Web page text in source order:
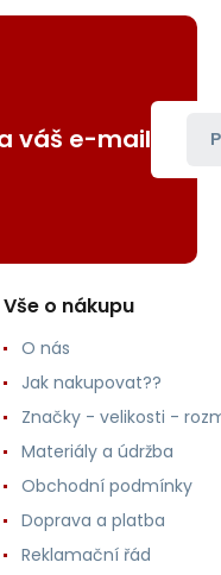
váš e-mail
Vše o nákupu
O nás
Jak nakupovat??
Značky - velikosti -
Materiály a údržba
Obchodní podmínky
Doprava a platba
Reklamační řád